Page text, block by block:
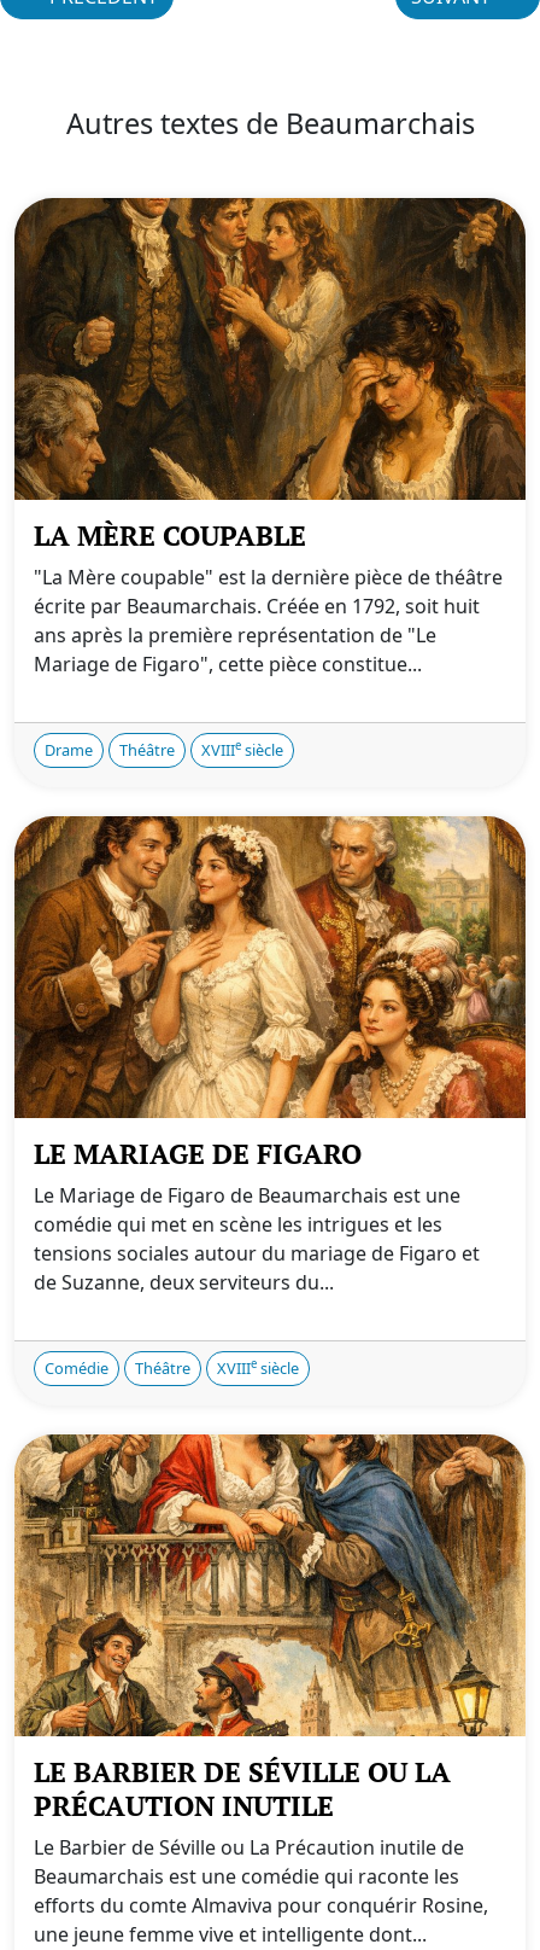
Autres textes de Beaumarchais
LA MÈRE COUPABLE
"La Mère coupable" est la dernière pièce de théâtre
écrite par Beaumarchais. Créée en 1792, soit huit
ans après la première représentation de "Le
Mariage de Figaro", cette pièce constitue...
Drame Théâtre XVIIIe siècle
LE MARIAGE DE FIGARO
Le Mariage de Figaro de Beaumarchais est une
comédie qui met en scène les intrigues et les
tensions sociales autour du mariage de Figaro et
de Suzanne, deux serviteurs du...
Comédie Théâtre XVIIIe siècle
LE BARBIER DE SÉVILLE OU LA
PRÉCAUTION INUTILE
Le Barbier de Séville ou La Précaution inutile de
Beaumarchais est une comédie qui raconte les
efforts du comte Almaviva pour conquérir Rosine,
une jeune femme vive et intelligente dont...